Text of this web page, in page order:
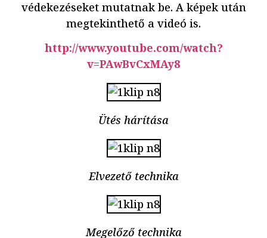
védekezéseket mutatnak be. A képek után
megtekinthető a videó is.
http://www.youtube.com/watch?
v=PAwBvCxMAy8
Ütés hárítása
Elvezető technika
Megelőző technika